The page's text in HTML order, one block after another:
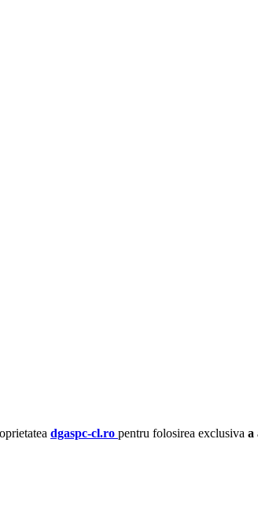
dgaspc-cl.ro pentru folosirea exclusiva a